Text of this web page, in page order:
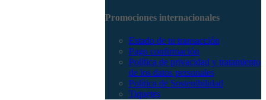
Promociones internacionales
Estado de tu transacción
Pago confirmación
Política de privacidad y tratamiento
de los datos personales
Política de Sostenibilidad
Tiquetes